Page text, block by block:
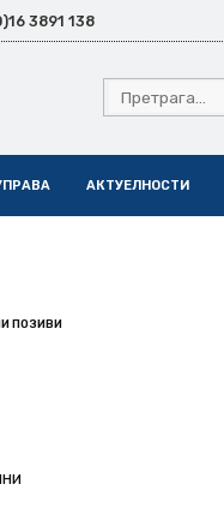
3891 138
АКТУЕЛНОСТИ
ПОЗИВИ